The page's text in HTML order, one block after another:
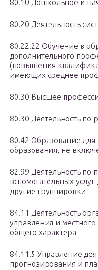
80.10 Дошкольное и
80.20 Деятельность
80.22.22 Обучение в
дополнительного
(повышения
имеющих среднее
80.30 Высшее
80.30 Деятельность по
80.42 Образование
образования, не
82.99 Деятельность по
вспомогательных
другие группировки
84.11 Деятельность
управления и
общего характера
84.11.5 Управление
прогнозирования и